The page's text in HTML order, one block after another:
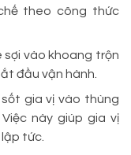
theo công thức
sợi vào khoang trộn
đầu vận hành.
gia vị vào thùng
này giúp gia vị
tức.